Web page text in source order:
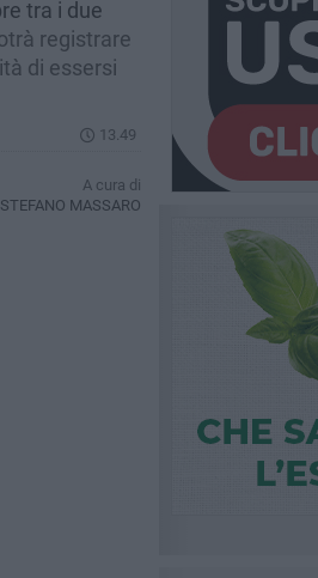
tra i due
registrare
di essersi
13.49
A cura di
STEFANO MASSARO